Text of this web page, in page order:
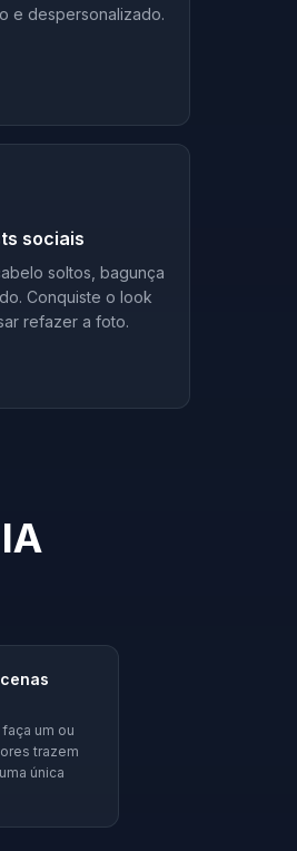
e despersonalizado.
sociais
soltos, bagunça
Conquiste o look
refazer a foto.
um ou
trazem
única